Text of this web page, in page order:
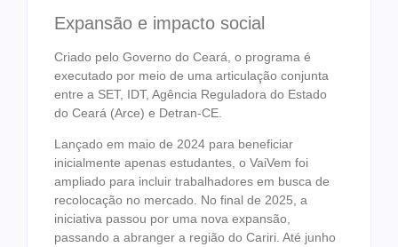
Expansão e impacto social
Criado pelo Governo do Ceará, o programa é
executado por meio de uma articulação conjunta
entre a SET, IDT, Agência Reguladora do Estado
do Ceará (Arce) e Detran-CE.
Lançado em maio de 2024 para beneficiar
inicialmente apenas estudantes, o VaiVem foi
ampliado para incluir trabalhadores em busca de
recolocação no mercado. No final de 2025, a
iniciativa passou por uma nova expansão,
passando a abranger a região do Cariri. Até junho